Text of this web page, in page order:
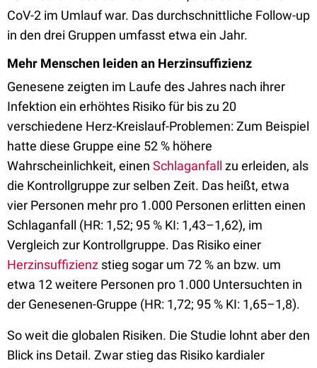
CoV-2 im Umlauf war. Das durchschnittliche Follow-up
in den drei Gruppen umfasst etwa ein Jahr.
Mehr Menschen leiden an Herzinsuffizienz
Genesene zeigten im Laufe des Jahres nach ihrer
Infektion ein erhöhtes Risiko für bis zu 20
verschiedene Herz-Kreislauf-Problemen: Zum Beispiel
hatte diese Gruppe eine 52 % höhere
Wahrscheinlichkeit, einen Schlaganfall zu erleiden, als
die Kontrollgruppe zur selben Zeit. Das heißt, etwa
vier Personen mehr pro 1.000 Personen erlitten einen
Schlaganfall (HR: 1,52; 95 % KI: 1,43–1,62), im
Vergleich zur Kontrollgruppe. Das Risiko einer
Herzinsuffizienz stieg sogar um 72 % an bzw. um
etwa 12 weitere Personen pro 1.000 Untersuchten in
der Genesenen-Gruppe (HR: 1,72; 95 % KI: 1,65–1,8).
So weit die globalen Risiken. Die Studie lohnt aber den
Blick ins Detail. Zwar stieg das Risiko kardialer